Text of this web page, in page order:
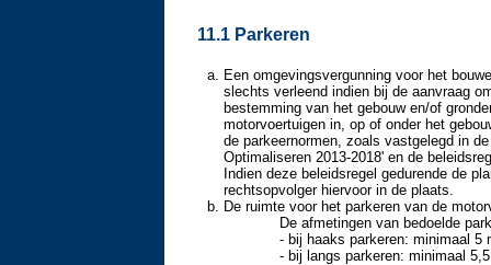
11.1 Parkeren
Een omgevingsvergunning voor het
slechts verleend indien bij de aanvraag
bestemming van het gebouw en/of
motorvoertuigen in, op of onder het
de parkeernormen, zoals vastgelegd in
Optimaliseren 2013-2018' en de
Indien deze beleidsregel gedurende de
rechtsopvolger hiervoor in de plaats.
De ruimte voor het parkeren van de
De afmetingen van bedoelde
- bij haaks parkeren: minimaal 5
- bij langs parkeren: minimaal